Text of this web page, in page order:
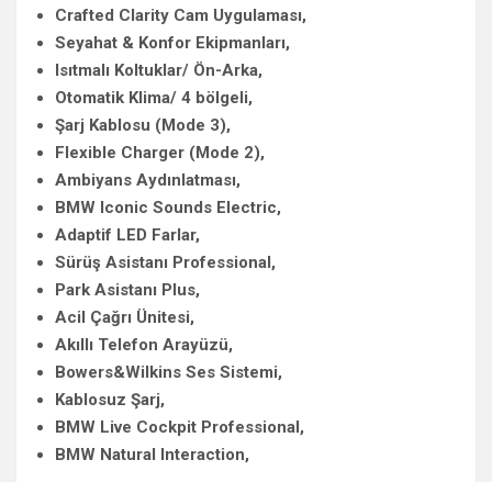
Crafted Clarity Cam Uygulaması,
Seyahat & Konfor Ekipmanları,
Isıtmalı Koltuklar/ Ön-Arka,
Otomatik Klima/ 4 bölgeli,
Şarj Kablosu (Mode 3),
Flexible Charger (Mode 2),
Ambiyans Aydınlatması,
BMW Iconic Sounds Electric,
Adaptif LED Farlar,
Sürüş Asistanı Professional,
Park Asistanı Plus,
Acil Çağrı Ünitesi,
Akıllı Telefon Arayüzü,
Bowers&Wilkins Ses Sistemi,
Kablosuz Şarj,
BMW Live Cockpit Professional,
BMW Natural Interaction,